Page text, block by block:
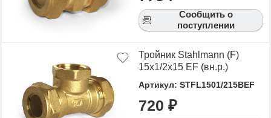
Сообщить о
поступлении
Тройник Stahlmann (F)
15х1/2х15 EF (вн.р.)
Артикул: STFL1501/215BEF
720 ₽